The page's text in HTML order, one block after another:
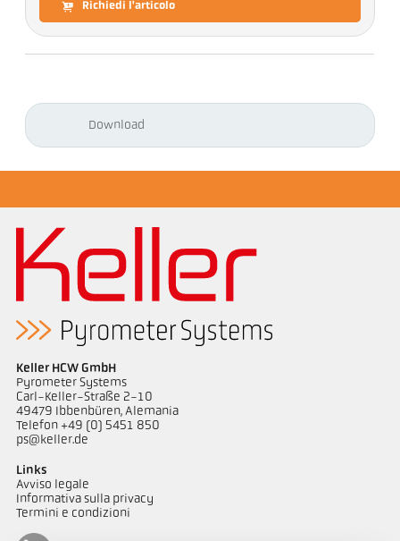
Richiedi l'articolo
Download
Keller HCW GmbH
Pyrometer Systems
Carl-Keller-Straße 2-10
49479 Ibbenbüren, Alemania
Telefon +49 (0) 5451 850
ps@keller.de
Links
Avviso legale
Informativa sulla privacy
Termini e condizioni